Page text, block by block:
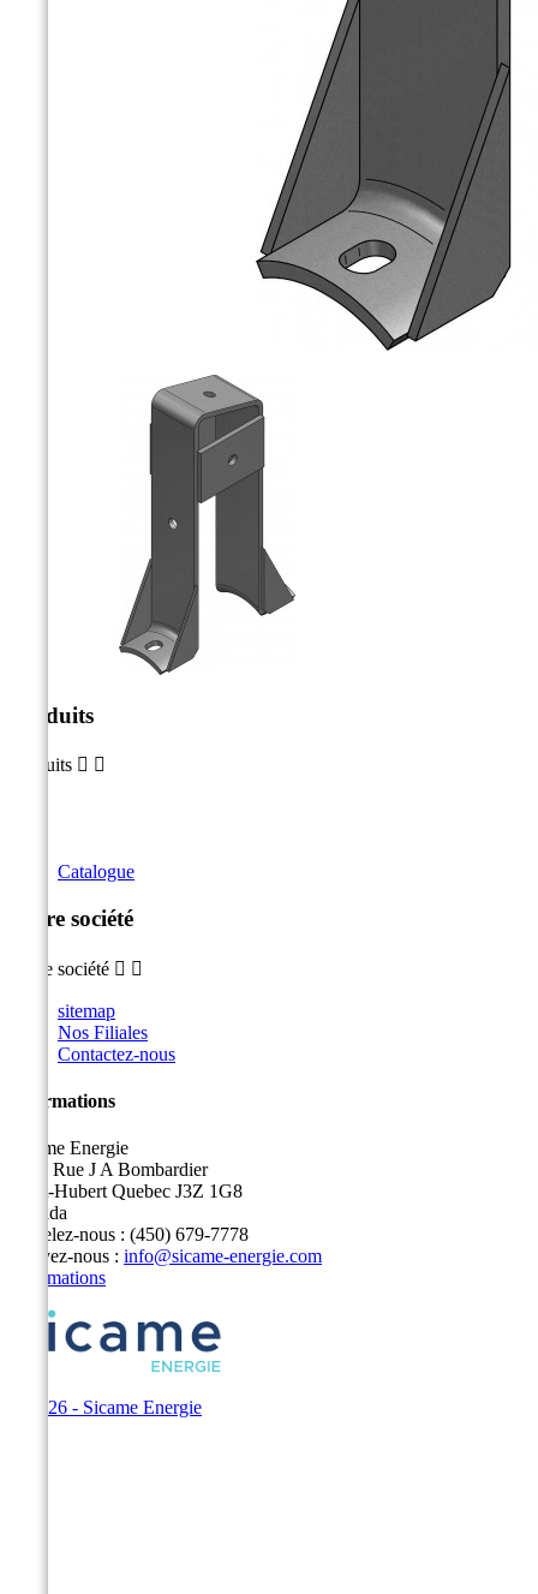
Produits
Produits  
Catalogue
Notre société
Notre société  
sitemap
Nos Filiales
Contactez-nous
Informations
Sicame Energie
5400 Rue J A Bombardier
Saint-Hubert Quebec J3Z 1G8
Canada
Appelez-nous : (450) 679-7778
Écrivez-nous : info@sicame-energie.com
Informations
© 2026 - Sicame Energie